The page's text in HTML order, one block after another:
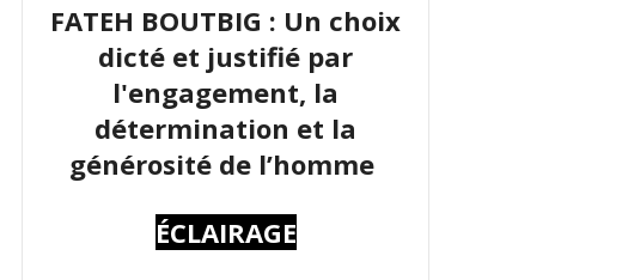
FATEH BOUTBIG : Un choix
dicté et justifié par
l'engagement, la
détermination et la
générosité de l’homme
ÉCLAIRAGE